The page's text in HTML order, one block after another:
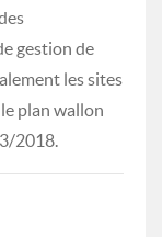
gestion de
les sites
plan wallon
2018.